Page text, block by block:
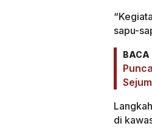
sapu-
BACA
di